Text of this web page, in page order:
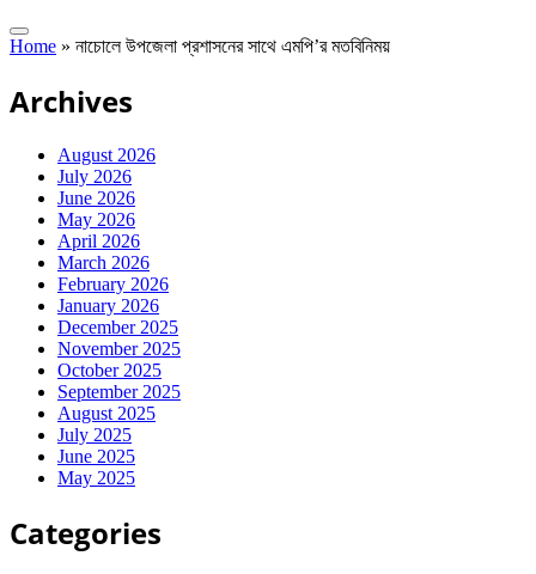
Home » নাচোলে উপজেলা প্রশাসনের সাথে এমপি’র মতবিনিময়
Archives
August 2026
July 2026
June 2026
May 2026
April 2026
March 2026
February 2026
January 2026
December 2025
November 2025
October 2025
September 2025
August 2025
July 2025
June 2025
May 2025
Categories